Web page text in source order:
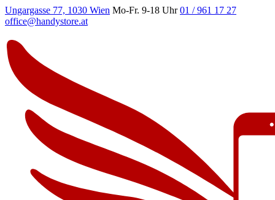
Ungargasse 77, 1030 Wien Mo-Fr. 9-18 Uhr 01 / 961 17 27
office@handystore.at